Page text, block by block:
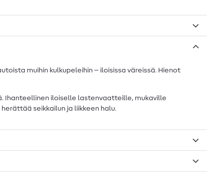
muihin kulkupeleihin – iloisissa väreissä. Hienot
Ihanteellinen iloiselle lastenvaatteille, mukaville
seikkailun ja liikkeen halu.